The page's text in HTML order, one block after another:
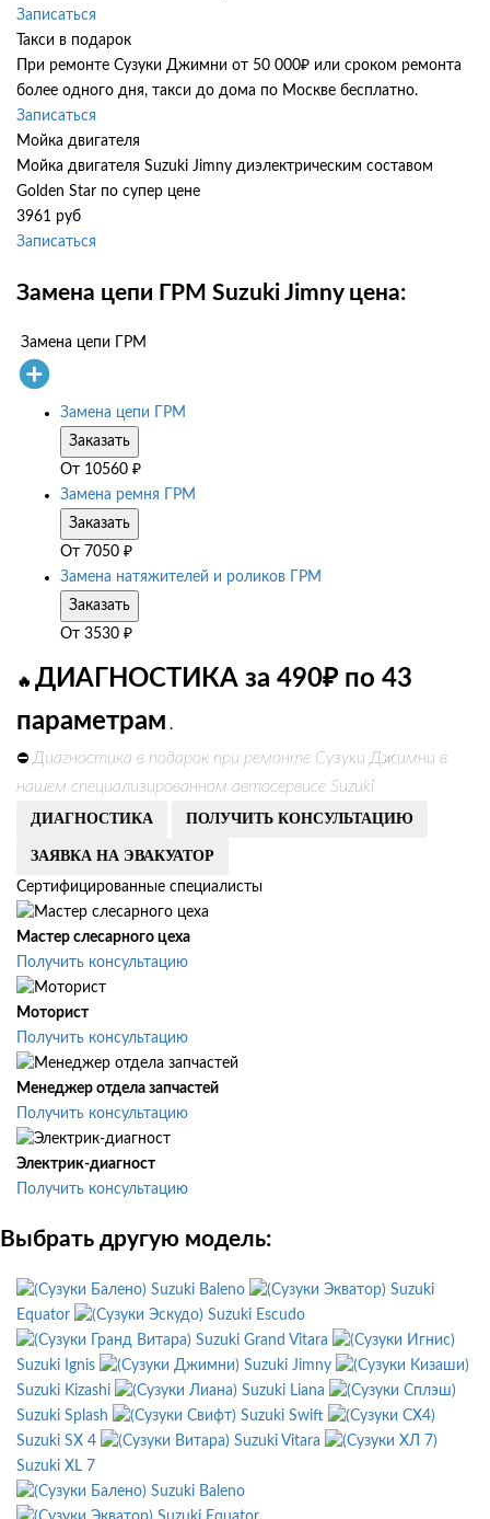
Записаться
Такси в подарок
При ремонте Сузуки Джимни от 50 000₽ или сроком ремонта
более одного дня, такси до дома по Москве бесплатно.
Записаться
Мойка двигателя
Мойка двигателя Suzuki Jimny диэлектрическим составом
Golden Star по супер цене
3961 руб
Записаться
Замена цепи ГРМ Suzuki Jimny цена:
Замена цепи ГРМ
Замена цепи ГРМ
Заказать
От 10560 ₽
Замена ремня ГРМ
Заказать
От 7050 ₽
Замена натяжителей и роликов ГРМ
Заказать
От 3530 ₽
🔥 ДИАГНОСТИКА за 490₽ по 43
параметрам .
⛔ Диагностика в подарок при ремонте Сузуки Джимни в
нашем специализированном автосервисе Suzuki
ДИАГНОСТИКА ПОЛУЧИТЬ КОНСУЛЬТАЦИЮ
ЗАЯВКА НА ЭВАКУАТОР
Сертифицированные специалисты
Мастер слесарного цеха
Получить консультацию
Моторист
Получить консультацию
Менеджер отдела запчастей
Получить консультацию
Электрик-диагност
Получить консультацию
Выбрать другую модель:
Suzuki Baleno
Suzuki
Equator
Suzuki Escudo
Suzuki Grand Vitara
Suzuki Ignis
Suzuki Jimny
Suzuki Kizashi
Suzuki Liana
Suzuki Splash
Suzuki Swift
Suzuki SX 4
Suzuki Vitara
Suzuki XL 7
Suzuki Baleno